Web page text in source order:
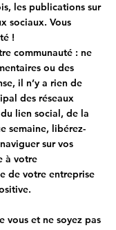
les publications sur
sociaux. Vous
!
communauté : ne
ou des
il n’y a rien de
des réseaux
lien social, de la
semaine, libérez-
sur vos
à votre
de votre entreprise
vous et ne soyez pas